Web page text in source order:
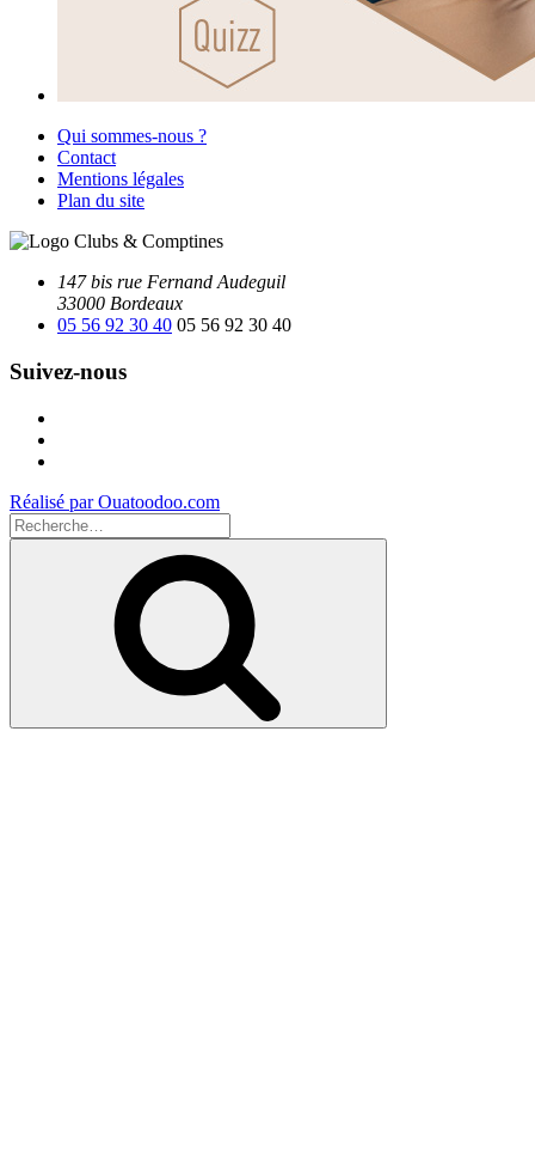
Qui sommes-nous ?
Contact
Mentions légales
Plan du site
147 bis rue Fernand Audeguil
33000 Bordeaux
05 56 92 30 40 05 56 92 30 40
Suivez-nous
Réalisé par Ouatoodoo.com
Recherche
pour